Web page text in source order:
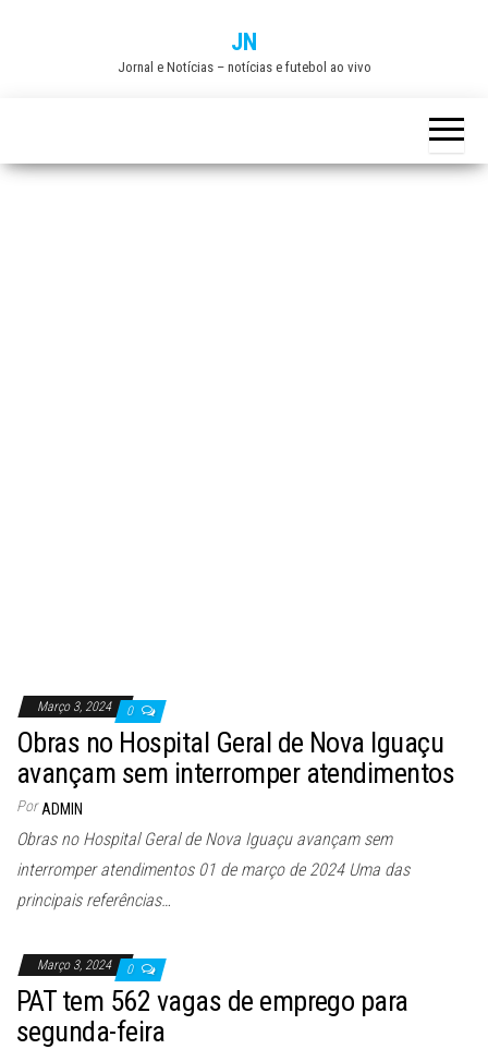
JN
Jornal e Notícias – notícias e futebol ao vivo
Março 3, 2024 0
Obras no Hospital Geral de Nova Iguaçu
avançam sem interromper atendimentos
Por ADMIN
Obras no Hospital Geral de Nova Iguaçu avançam sem
interromper atendimentos 01 de março de 2024 Uma das
principais referências…
Março 3, 2024 0
PAT tem 562 vagas de emprego para
segunda-feira